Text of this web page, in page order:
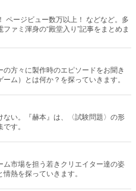
ページビュー数万以上！ などなど。多
ァミ渾身の“殿堂入り”記事をまとめま
方々に製作時のエピソードをお聞き
ム）とは何か？を探っていきます。
ない。『赫本』は、〈試験問題〉の形
す。
ム市場を担う若きクリエイター達の姿
熱を探っていきます。